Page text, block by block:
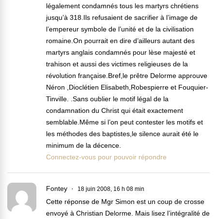
légalement condamnés tous les martyrs chrétiens
jusqu’à 318.Ils refusaient de sacrifier à l’image de
l’empereur symbole de l’unité et de la civilisation
romaine.On pourrait en dire d’ailleurs autant des
martyrs anglais condamnés pour lèse majesté et
trahison et aussi des victimes religieuses de la
révolution française.Bref,le prêtre Delorme approuve
Néron ,Dioclétien Elisabeth,Robespierre et Fouquier-
Tinville. .Sans oublier le motif légal de la
condamnation du Christ qui était exactement
semblable.Même si l’on peut contester les motifs et
les méthodes des baptistes,le silence aurait été le
minimum de la décence.
Connectez-vous pour pouvoir répondre
Fontey 18 juin 2008, 16 h 08 min
Cette réponse de Mgr Simon est un coup de crosse
envoyé à Christian Delorme. Mais lisez l’intégralité de